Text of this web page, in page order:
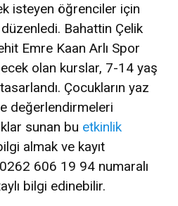
isteyen öğrenciler için
Bahattin Çelik
Emre Kaan Arlı Spor
olan kurslar, 7-14 yaş
Çocukların yaz
değerlendirmeleri
sunan bu etkinlik
almak ve kayıt
606 19 94 numaralı
bilgi edinebilir.